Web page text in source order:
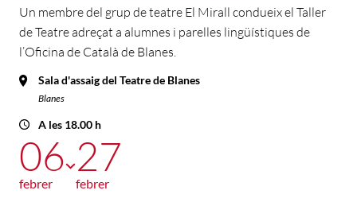
Un membre del grup de teatre El Mirall condueix el Taller
de Teatre adreçat a alumnes i parelles lingüístiques de
l’Oficina de Català de Blanes.
Sala d'assaig del Teatre de Blanes
Blanes
A les 18.00 h
06
febrer
27
febrer